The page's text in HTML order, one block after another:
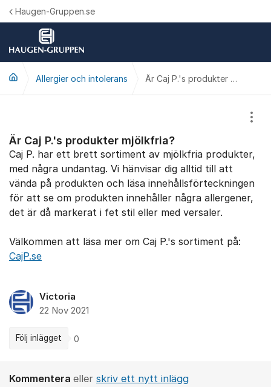
Hoppa till innehåll
Haugen-Gruppen.se
Allergier och intolerans Är Caj P.'s produkter mjölkfria?
Är Caj P.'s produkter mjölkfria?
Caj P. har ett brett sortiment av mjölkfria produkter,
med några undantag. Vi hänvisar dig alltid till att
vända på produkten och läsa innehållsförteckningen
för att se om produkten innehåller några allergener,
det är då markerat i fet stil eller med versaler.
Välkommen att läsa mer om Caj P.'s sortiment på:
CajP.se
Victoria
22 Nov 2021
Följ inlägget 0
Kommentera eller skriv ett nytt inlägg